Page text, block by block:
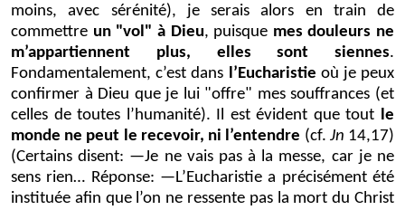
moins, avec sérénité), je serais alors en train de
commettre un "vol" à Dieu, puisque mes douleurs ne
m’appartiennent plus, elles sont siennes.
Fondamentalement, c’est dans l’Eucharistie où je peux
confirmer à Dieu que je lui "offre" mes souffrances (et
celles de toutes l’humanité). Il est évident que tout le
monde ne peut le recevoir, ni l’entendre (cf. Jn 14,17)
(Certains disent: —Je ne vais pas à la messe, car je ne
sens rien… Réponse: —L’Eucharistie a précisément été
instituée afin que l’on ne ressente pas la mort du Christ